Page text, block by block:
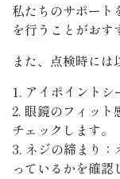
私たちのサポート
を行うことがおす
また、点検時には
1. アイポイント
2. 眼鏡のフィット
チェックします。
3. ネジの締まり：
っているかを確認